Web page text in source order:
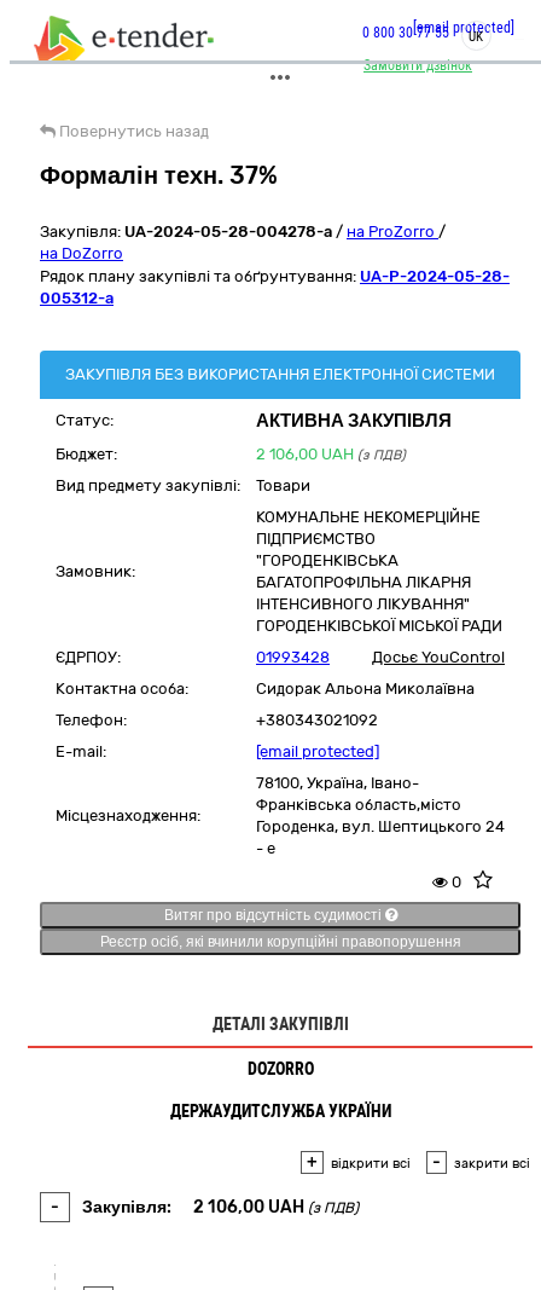
Замовити дзвінок
0 800 30 77 55[email protected]
UK
Повернутись назад
Формалін техн. 37%
Закупівля: UA-2024-05-28-004278-a / на ProZorro /
на DoZorro
Рядок плану закупівлі та обґрунтування: UA-P-2024-05-28-
005312-a
ЗАКУПІВЛЯ БЕЗ ВИКОРИСТАННЯ ЕЛЕКТРОННОЇ СИСТЕМИ
Статус: АКТИВНА ЗАКУПІВЛЯ
Бюджет: 2 106,00 UAH (з ПДВ)
Вид предмету закупівлі: Товари
Замовник:
КОМУНАЛЬНЕ НЕКОМЕРЦІЙНЕ
ПІДПРИЄМСТВО
"ГОРОДЕНКІВСЬКА
БАГАТОПРОФІЛЬНА ЛІКАРНЯ
ІНТЕНСИВНОГО ЛІКУВАННЯ"
ГОРОДЕНКІВСЬКОЇ МІСЬКОЇ РАДИ
ЄДРПОУ:
01993428
Досьє YouControl
Контактна особа:
Сидорак Альона Миколаївна
Телефон:
+380343021092
E-mail:
[email protected]
Місцезнаходження:
78100, Україна, Івано-
Франківська область,місто
Городенка, вул. Шептицького 24
- е
0
Витяг про відсутність судимості
Реєстр осіб, які вчинили корупційні правопорушення
ДЕТАЛІ ЗАКУПІВЛІ
DOZORRO
ДЕРЖАУДИТСЛУЖБА УКРАЇНИ
+ відкрити всі - закрити всі
- Закупівля: 2 106,00 UAH (з ПДВ)